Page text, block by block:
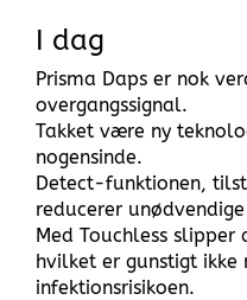
I dag
Prisma Daps er nok
overgangssignal.
Takket være ny
nogensinde.
Detect-funktionen,
reducerer
Med Touchless
hvilket er gunstigt ikke
infektionsrisikoen.